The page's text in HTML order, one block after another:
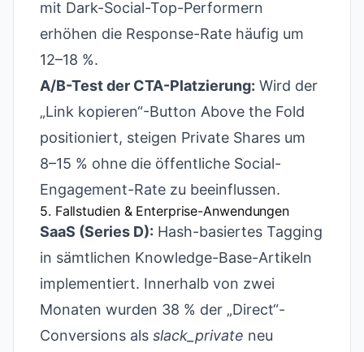
mit Dark-Social-Top-Performern
erhöhen die Response-Rate häufig um
12–18 %.
A/B-Test der CTA-Platzierung: Wird der
„Link kopieren“-Button Above the Fold
positioniert, steigen Private Shares um
8–15 % ohne die öffentliche Social-
Engagement-Rate zu beeinflussen.
5. Fallstudien & Enterprise-Anwendungen
SaaS (Series D): Hash-basiertes Tagging
in sämtlichen Knowledge-Base-Artikeln
implementiert. Innerhalb von zwei
Monaten wurden 38 % der „Direct“-
Conversions als slack_private neu